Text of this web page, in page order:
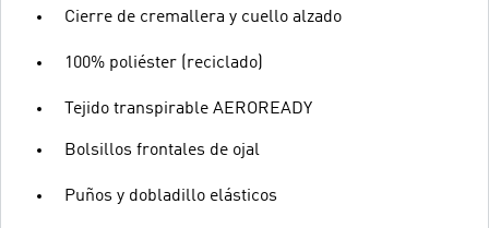
Cierre de cremallera y cuello alzado
100% poliéster (reciclado)
Tejido transpirable AEROREADY
Bolsillos frontales de ojal
Puños y dobladillo elásticos